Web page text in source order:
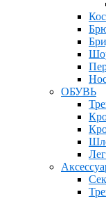
ОБУВЬ